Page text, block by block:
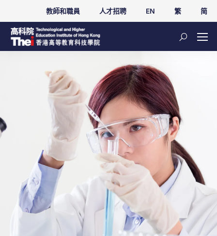
教師和職員 人才招聘 EN 繁 简